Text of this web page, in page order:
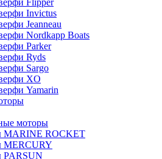
Flipper
Invictus
Jeanneau
Nordkapp Boats
Parker
Ryds
Sargo
XO
Yamarin
моторы
MARINE ROCKET
MERCURY